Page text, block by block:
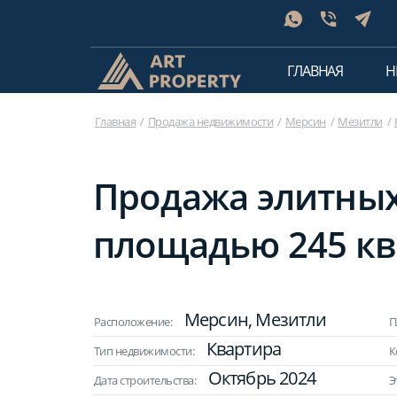
ГЛАВНАЯ
Главная Продажа недвижимости Мерсин Мезитли
Продажа
площадью 245
Расположение: Мерсин, Мезитли
Тип недвижимости:
Квартира
Дата строительства:
Октябрь 2024